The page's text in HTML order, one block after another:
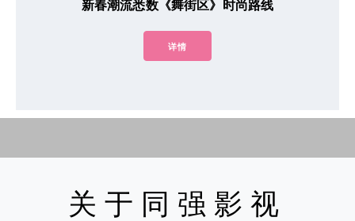
新春潮流悉数《舞街区》时尚路线
详情
关于同强影视